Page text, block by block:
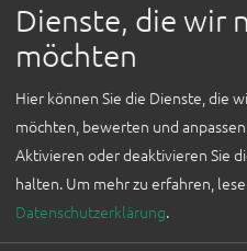
SPONSOR*INNEN
PRESSE
KONTAKT
"REGIONALITÄT
Dienste, die wir
möchten
Hier können Sie die Dienste, die
möchten, bewerten und
Aktivieren oder deaktivieren Sie
halten. Um mehr zu erfahren,
Datenschutzerklärung.